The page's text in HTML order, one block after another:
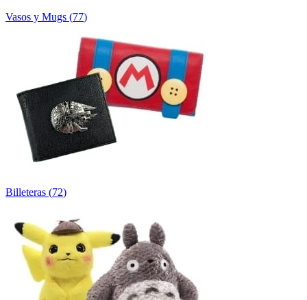
Vasos y Mugs (77)
Billeteras (72)